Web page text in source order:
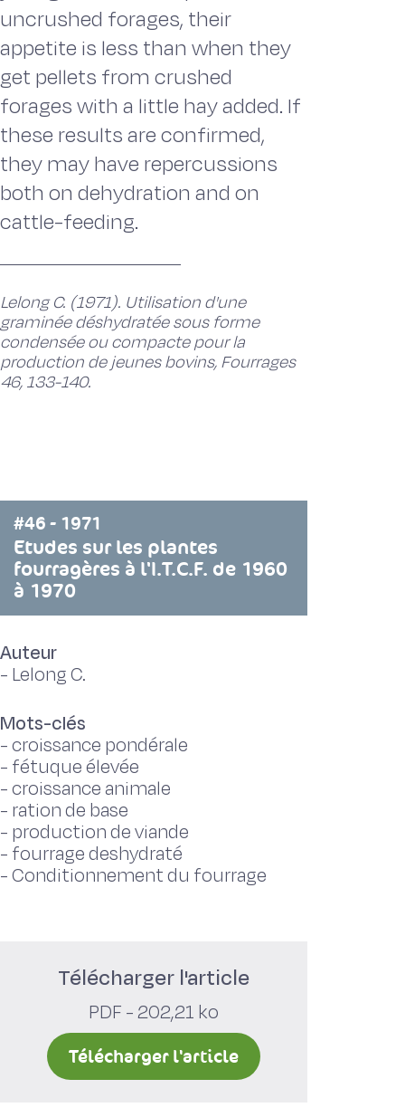
uncrushed forages, their
appetite is less than when they
get pellets from crushed
forages with a little hay added. If
these results are confirmed,
they may have repercussions
both on dehydration and on
cattle-feeding.
Lelong C. (1971). Utilisation d'une
graminée déshydratée sous forme
condensée ou compacte pour la
production de jeunes bovins, Fourrages
46, 133-140.
#46 - 1971
Etudes sur les plantes
fourragères à l'I.T.C.F. de 1960
à 1970
Auteur
- Lelong C.
Mots-clés
-croissance pondérale
- fétuque élevée
-croissance animale
- ration de base
- production de viande
- fourrage deshydraté
-Conditionnement du fourrage
Télécharger l'article
PDF - 202,21 ko
Télécharger l'article